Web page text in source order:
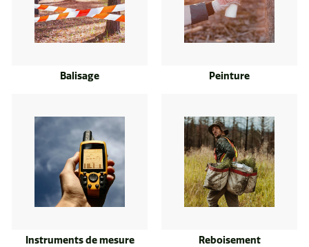
Balisage Peinture
Instruments de mesure Reboisement